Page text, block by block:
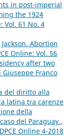
in post-imperial
the 1924
Vol. 61 No. 4
Abortion
Online: Vol. 56
after two
Franco
del diritto alla
latina tra carenze
della
del Paraguay ,
Online 4-2018